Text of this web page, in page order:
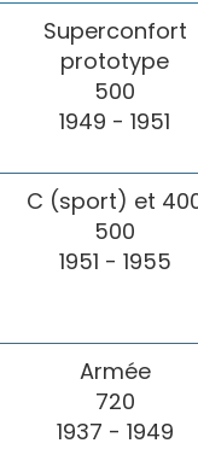
Superconfort
prototype
500
1949 - 1951
C (sport) et
500
1951 - 1955
Armée
720
1937 - 1949